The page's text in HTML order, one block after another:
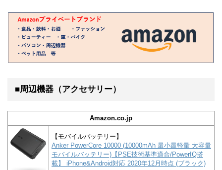
■周辺機器（アクセサリー）
Amazon.co.jp
【モバイルバッテリー】
Anker PowerCore 10000 (10000mAh 最小最軽量 大容量
モバイルバッテリー)【PSE技術基準適合/PowerIQ搭
載】 iPhone&Android対応 2020年12月時点 (ブラック)